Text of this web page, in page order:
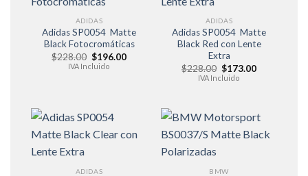
ADIDAS
Adidas SP0054 Matte
Black Fotocromáticas
$228.00 El
precio
$196.00El
IVA Incluido
ADIDAS
Adidas SP0054 Matte
Black Red con Lente
Extra
$228.00 El
precio
$173.00El
IVA Incluido
ADIDAS BMW